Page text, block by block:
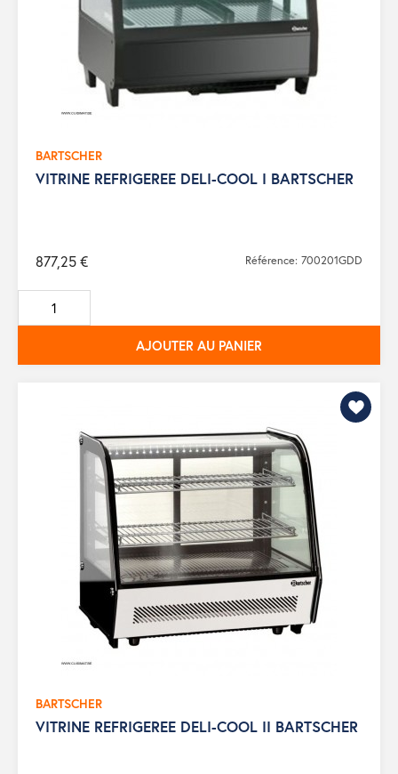
BARTSCHER
VITRINE REFRIGEREE DELI-COOL I BARTSCHER
877,25 € Référence: 700201GDD
AJOUTER AU PANIER
BARTSCHER
VITRINE REFRIGEREE DELI-COOL II BARTSCHER